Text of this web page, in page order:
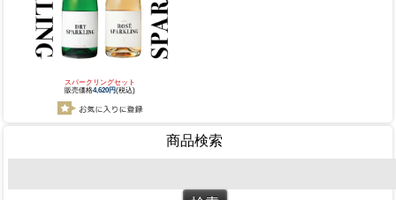
スパークリングセット
販売価格4,620円(税込)
商品検索